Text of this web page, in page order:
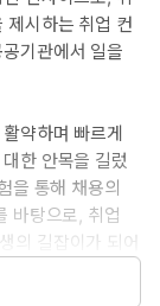
제시하는 취업 컨
기관에서 일을
약하며 빠르게
한 안목을 길렀
을 통해 채용의
바탕으로, 취업
의 길잡이가 되어
하였으며 크몽 플
다. 만족도 만점